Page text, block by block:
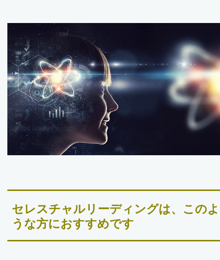
セレスチャルリーディングは、このよ
うな方におすすめです